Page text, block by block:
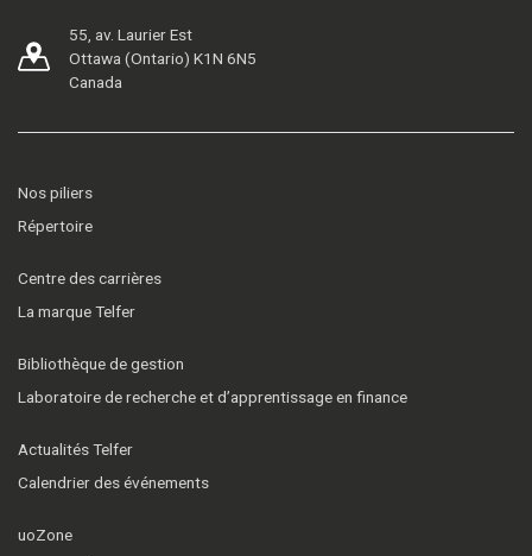
55, av. Laurier Est
Ottawa (Ontario) K1N 6N5
Canada
Nos piliers
Répertoire
Centre des carrières
La marque Telfer
Bibliothèque de gestion
Laboratoire de recherche et d’apprentissage en finance
Actualités Telfer
Calendrier des événements
uoZone